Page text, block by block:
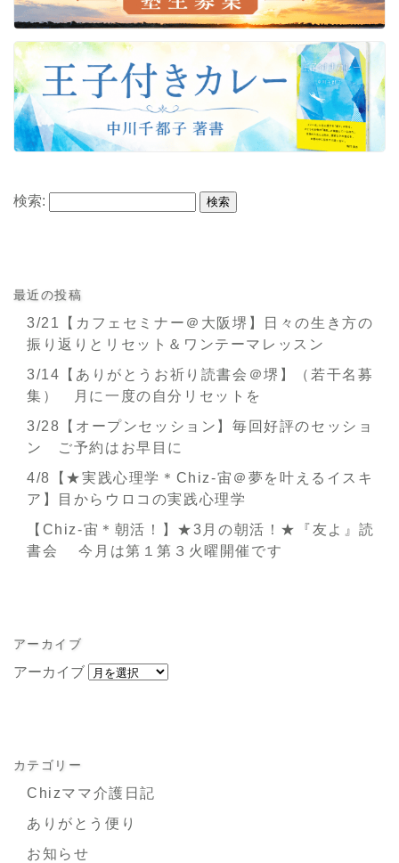
検索:
最近の投稿
3/21【カフェセミナー＠大阪堺】日々の生き方の
振り返りとリセット＆ワンテーマレッスン
3/14【ありがとうお祈り読書会＠堺】（若干名募
集） 月に一度の自分リセットを
3/28【オープンセッション】毎回好評のセッショ
ン ご予約はお早目に
4/8【★実践心理学＊Chiz-宙＠夢を叶えるイスキ
ア】目からウロコの実践心理学
【Chiz-宙＊朝活！】★3月の朝活！★『友よ』読
書会 今月は第１第３火曜開催です
アーカイブ
アーカイブ
カテゴリー
Chizママ介護日記
ありがとう便り
お知らせ